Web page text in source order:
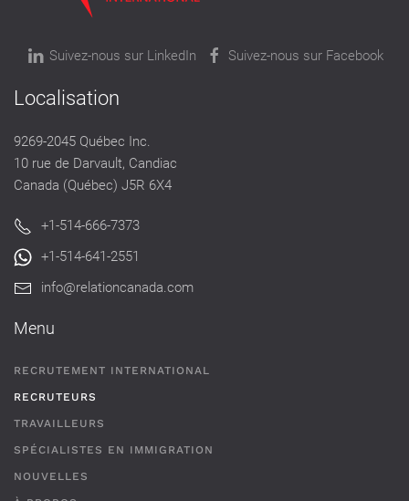
Suivez-nous sur LinkedIn Suivez-nous sur Facebook
Localisation
9269-2045 Québec Inc.
10 rue de Darvault, Candiac
Canada (Québec) J5R 6X4
+1-514-666-7373
+1-514-641-2551
info@relationcanada.com
Menu
RECRUTEMENT INTERNATIONAL
RECRUTEURS
TRAVAILLEURS
SPÉCIALISTES EN IMMIGRATION
NOUVELLES